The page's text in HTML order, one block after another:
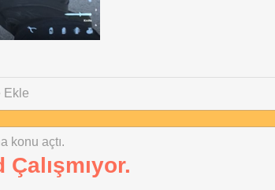
Ekle
konu açtı.